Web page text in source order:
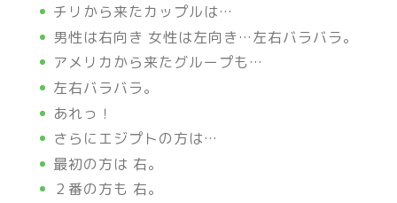
チリから来たカップルは…
男性は右向き 女性は左向き…左右バラバラ。
アメリカから来たグループも…
左右バラバラ。
あれっ！
さらにエジプトの方は…
最初の方は 右。
２番の方も 右。